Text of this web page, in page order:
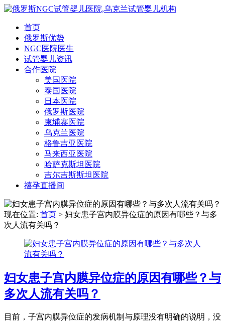
首页
俄罗斯优势
NGC医院医生
试管婴儿资讯
合作医院
美国医院
泰国医院
日本医院
俄罗斯医院
柬埔寨医院
乌克兰医院
格鲁吉亚医院
马来西亚医院
哈萨克斯坦医院
吉尔吉斯斯坦医院
禧孕直播间
现在位置: 首页 > 妇女患子宫内膜异位症的原因有哪些？与多
次人流有关吗？
妇女患子宫内膜异位症的原因有哪些？与
多次人流有关吗？
目前，子宫内膜异位症的发病机制与原理没有明确的说明，没